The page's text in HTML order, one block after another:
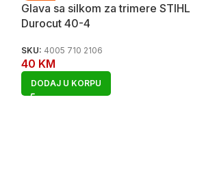
Glava sa silkom za trimere STIHL
Durocut 40-4
SKU: 4005 710 2106
40 KM
DODAJ U KORPU